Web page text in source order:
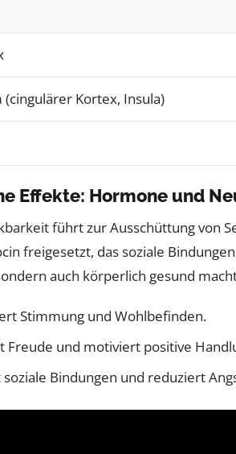
(cingulärer Kortex, Insula)
Effekte: Hormone und
führt zur Ausschüttung von
freigesetzt, das soziale
auch körperlich gesund
Stimmung und Wohlbefinden.
Freude und motiviert positive
Bindungen und reduziert